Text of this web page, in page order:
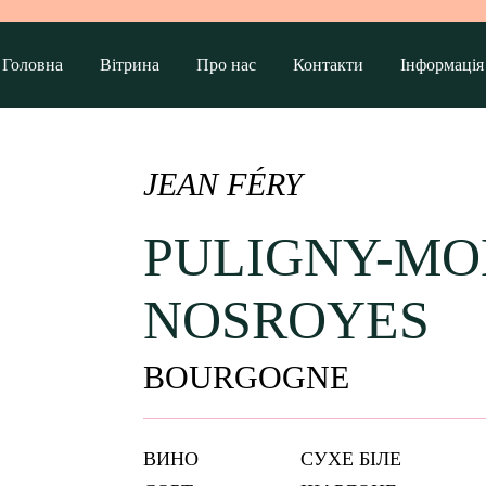
Головна Вітрина Про нас Контакти Інформація
JEAN FÉRY
PULIGNY-
NOSROYES
BOURGOGNE
ВИНО
СУХЕ БІЛЕ